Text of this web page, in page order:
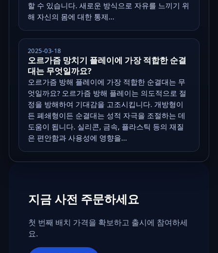
할 수 있습니다. 새로운 방식으로 자유를 느끼기 위
해 자신의 몸에 대한 통제...
2025-03-18
오르가즘 망치기 플레이에 가장 적합한 순결
대는 무엇일까요?
오르가즘 방해 플레이에 가장 적합한 순결대는 무
엇일까요? 오르가즘 방해 플레이는 의도적으로 절
정을 방해하여 기대감을 고조시킵니다. 개방형이
든 폐쇄형이든 순결대는 성적 자극을 조절하는 데
도움이 됩니다. 실리콘, 금속, 플라스틱 등의 재질
은 편안함과 사용성에 영향을...
지금 사전 주문하세요
첫 번째 배치 가격을 확보하고 출시에 참여하세
요.